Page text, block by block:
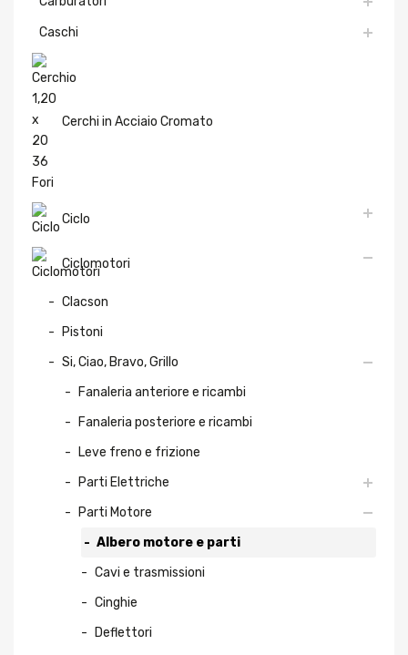
Caschi
Cerchi in Acciaio Cromato
Ciclo
Ciclomotori
Clacson
Pistoni
Si, Ciao, Bravo, Grillo
Fanaleria anteriore e ricambi
Fanaleria posteriore e ricambi
Leve freno e frizione
Parti Elettriche
Parti Motore
Albero motore e parti
Cavi e trasmissioni
Cinghie
Deflettori